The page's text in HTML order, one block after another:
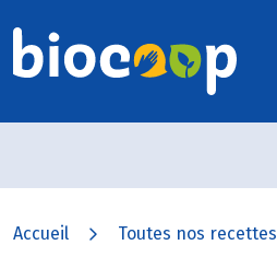
Accueil Toutes nos recettes